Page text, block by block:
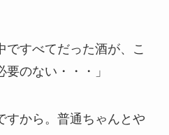
ですべてだった酒が、こ
のない・・・」
すから。普通ちゃんとや